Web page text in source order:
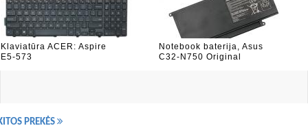
Klaviatūra ACER: Aspire
E5-573
Notebook baterija, Asus
C32-N750 Original
PREKĖS